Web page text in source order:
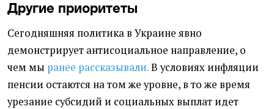
Другие приоритеты
Сегодняшняя политика в Украине явно
демонстрирует антисоциальное направление, о
чем мы ранее рассказывали.В условиях инфляции
пенсии остаются на том же уровне, в то же время
урезание субсидий и социальных выплат идет